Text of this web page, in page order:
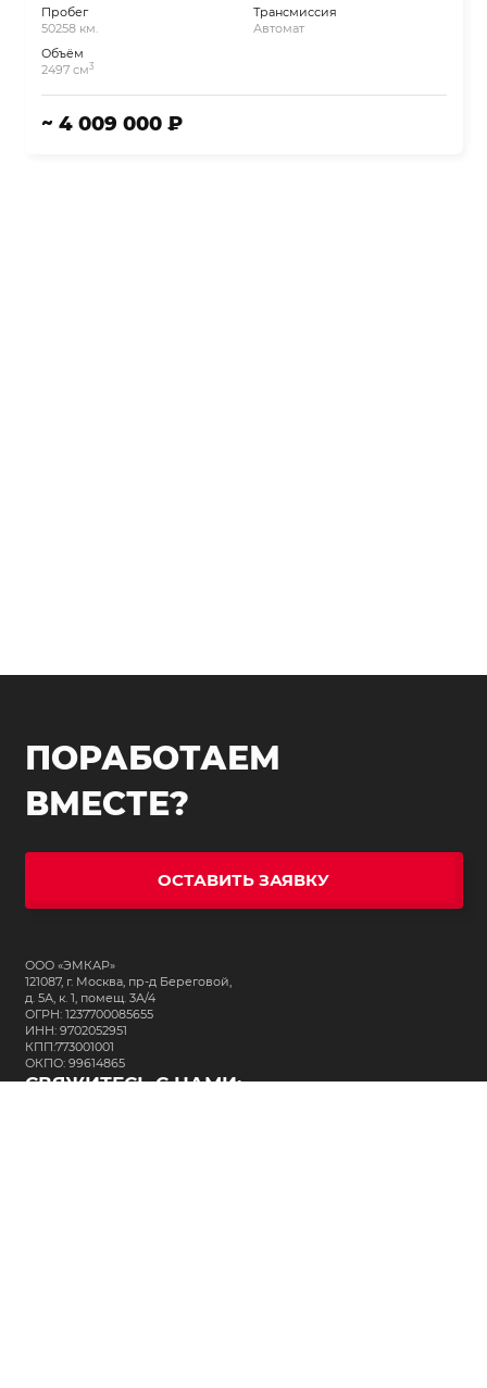
Пробег
50258 км.
Объём
2497 см3
Трансмиссия
Автомат
~ 4 009 000 ₽
ПОРАБОТАЕМ
ВМЕСТЕ?
ОСТАВИТЬ ЗАЯВКУ
ООО «ЭМКАР»
121087, г. Москва, пр-д Береговой,
д. 5А, к. 1, помещ. 3А/4
ОГРН: 1237700085655
ИНН: 9702052951
КПП:773001001
ОКПО: 99614865
СВЯЖИТЕСЬ С НАМИ: